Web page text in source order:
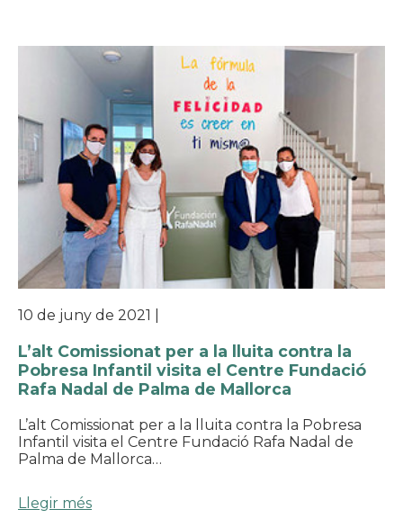
10 de juny de 2021
L’alt Comissionat per a la lluita contra la
Pobresa Infantil visita el Centre Fundació
Rafa Nadal de Palma de Mallorca
L’alt Comissionat per a la lluita contra la Pobresa
Infantil visita el Centre Fundació Rafa Nadal de
Palma de Mallorca…
Llegir més